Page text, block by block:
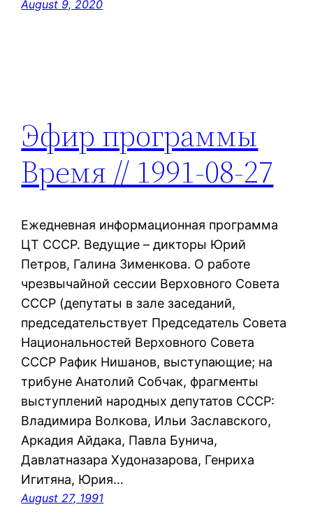
August 9, 2020
Эфир программы
Время // 1991-08-27
Ежедневная информационная программа
ЦТ СССР. Ведущие – дикторы Юрий
Петров, Галина Зименкова. О работе
чрезвычайной сессии Верховного Совета
СССР (депутаты в зале заседаний,
председательствует Председатель Совета
Национальностей Верховного Совета
СССР Рафик Нишанов, выступающие; на
трибуне Анатолий Собчак, фрагменты
выступлений народных депутатов СССР:
Владимира Волкова, Ильи Заславского,
Аркадия Айдака, Павла Бунича,
Давлатназара Худоназарова, Генриха
Игитяна, Юрия…
August 27, 1991